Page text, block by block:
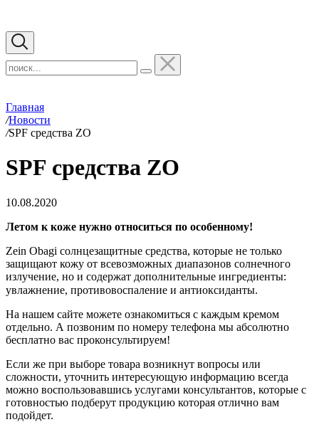
Главная
/Новости
/SPF средства ZO
SPF средства ZO
10.08.2020
Летом к коже нужно относиться по особенному!
Zein Obagi солнцезащитные средства, которые не только
защищают кожу от всевозможных диапазонов солнечного
излучение, но и содержат дополнительные ингредиенты:
увлажнение, противовоспаление и антиоксиданты.⠀
На нашем сайте можете ознакомиться с каждым кремом
отдельно. А позвоним по номеру телефона мы абсолютно
бесплатно вас проконсультируем!
Если же при выборе товара возникнут вопросы или
сложности, уточнить интересующую информацию всегда
можно воспользовавшись услугами консультантов, которые с
готовностью подберут продукцию которая отлично вам
подойдет.